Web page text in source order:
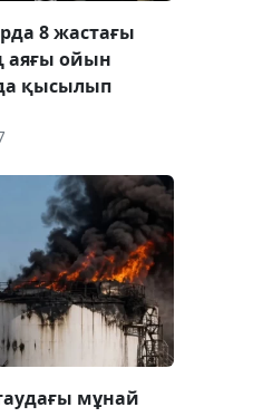
8 жастағы
аяғы ойын
қысылып
мұнай